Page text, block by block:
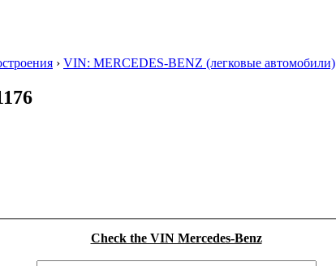
› VIN: MERCEDES-BENZ (легковые автомобили)
Check the VIN Mercedes-Benz